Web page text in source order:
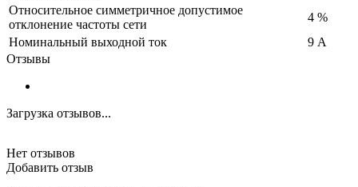
Относительное симметричное допустимое
отклонение частоты сети
4 %
Номинальный выходной ток
9 А
Отзывы
Загрузка отзывов...
Нет отзывов
Добавить отзыв